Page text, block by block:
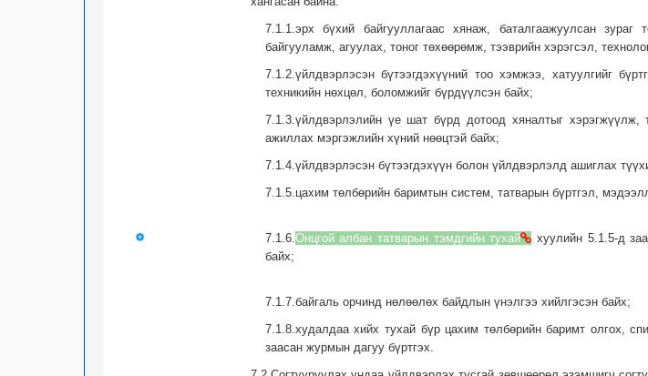
7.1.1.эрх бүхий байгууллагаас хянаж, баталгаажуулсан зураг
байгууламж, агуулах, тоног төхөөрөмж, тээврийн хэрэгсэл,
7.1.2.үйлдвэрлэсэн бүтээгдэхүүний тоо хэмжээ, хатуулгийг
техникийн нөхцөл, боломжийг бүрдүүлсэн байх;
7.1.3.үйлдвэрлэлийн үе шат бүрд дотоод хяналтыг
ажиллах мэргэжлийн хүний нөөцтэй байх;
7.1.4.үйлдвэрлэсэн бүтээгдэхүүн болон үйлдвэрлэлд ашиглах
7.1.5.цахим төлбөрийн баримтын систем, татварын бүртгэл,
7.1.6. Онцгой албан татварын тэмдгийн тухай
хуулийн 5.1.5-д
байх;
7.1.7.байгаль орчинд нөлөөлөх байдлын үнэлгээ хийлгэсэн байх;
7.1.8.худалдаа хийх тухай бүр цахим төлбөрийн баримт олгох,
заасан журмын дагуу бүртгэх.